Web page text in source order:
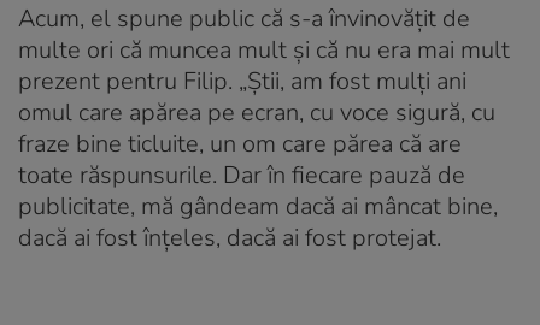
Acum, el spune public că s-a învinovățit de
multe ori că muncea mult și că nu era mai mult
prezent pentru Filip. „Știi, am fost mulți ani
omul care apărea pe ecran, cu voce sigură, cu
fraze bine ticluite, un om care părea că are
toate răspunsurile. Dar în fiecare pauză de
publicitate, mă gândeam dacă ai mâncat bine,
dacă ai fost înțeles, dacă ai fost protejat.